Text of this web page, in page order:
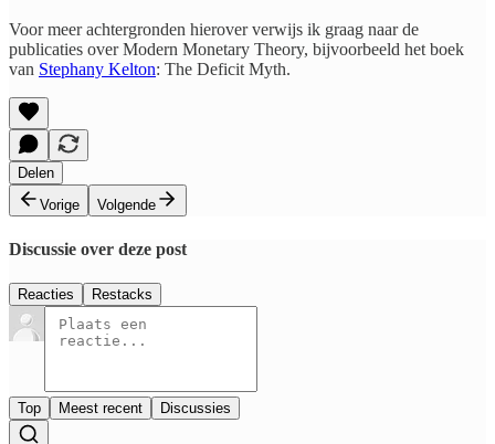
Voor meer achtergronden hierover verwijs ik graag naar de
publicaties over Modern Monetary Theory, bijvoorbeeld het boek
van Stephany Kelton: The Deficit Myth.
Delen
Vorige
Volgende
Discussie over deze post
Reacties Restacks
Top Meest recent Discussies